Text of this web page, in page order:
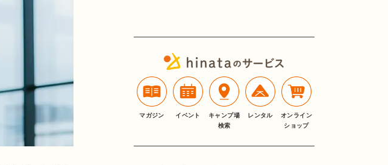
マガジン イベント
キャンプ場
検索
レンタル
オンライン
ショップ